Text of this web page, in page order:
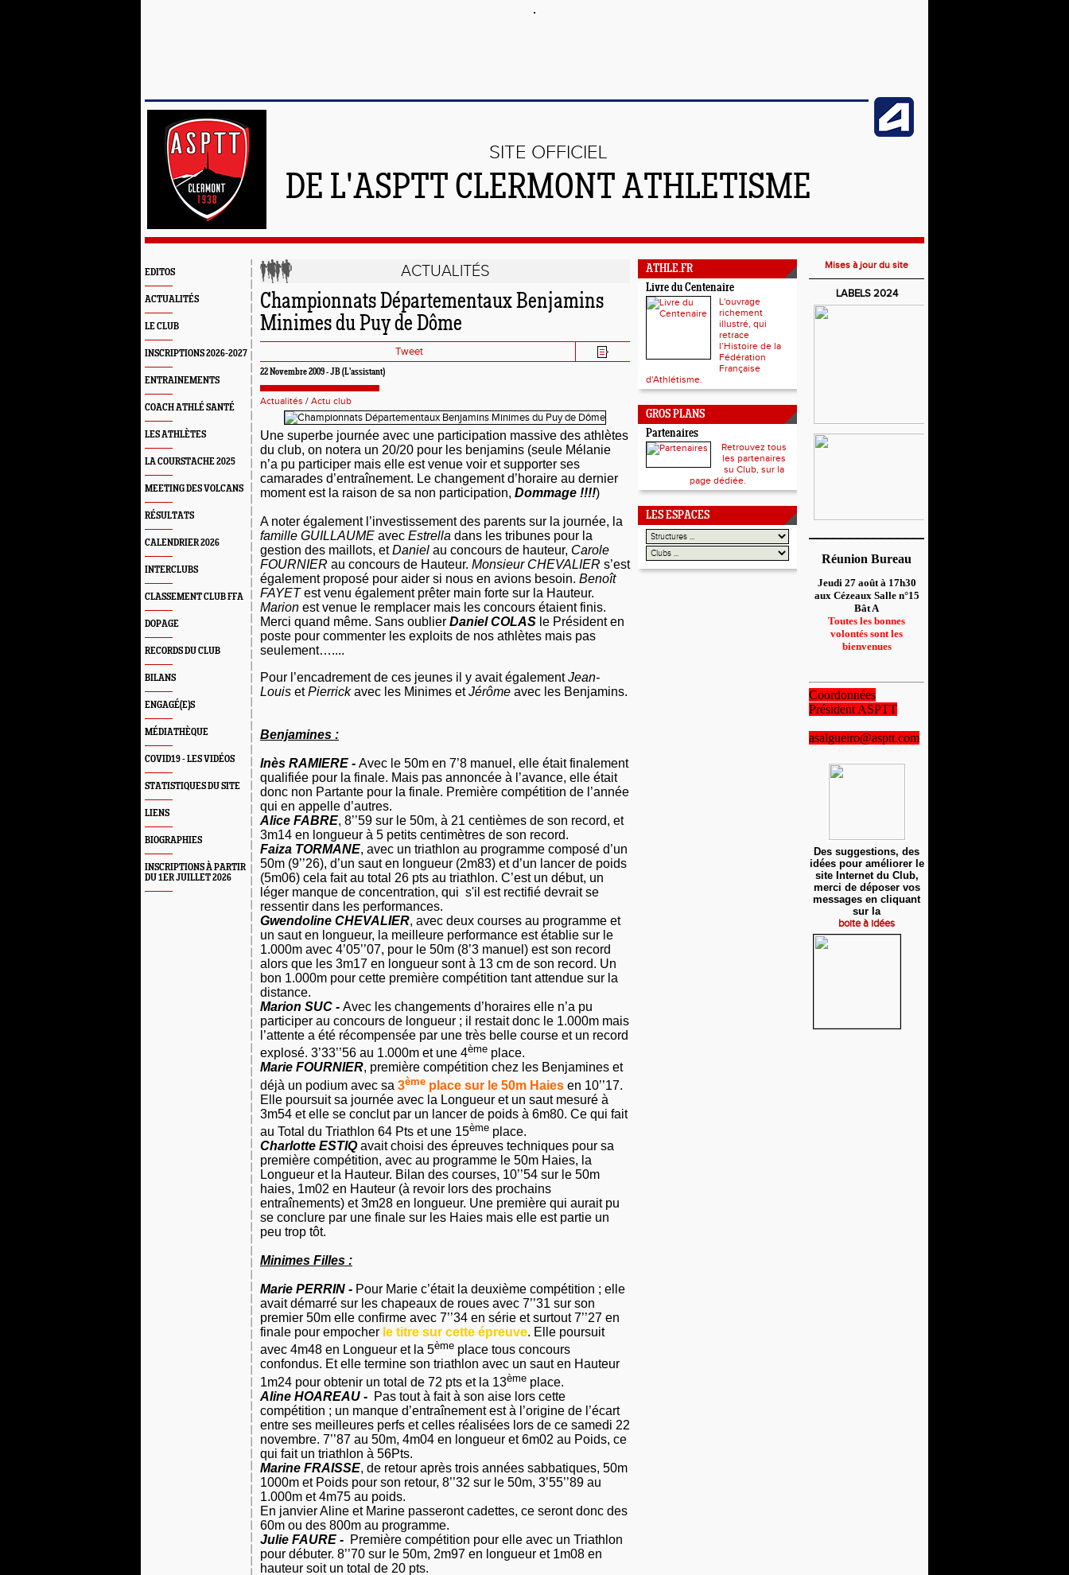
SITE OFFICIEL
DE L'ASPTT CLERMONT ATHLETISME
EDITOS
ACTUALITÉS
LE CLUB
INSCRIPTIONS 2026-2027
ENTRAINEMENTS
COACH ATHLÉ SANTÉ
LES ATHLÈTES
LA COURSTACHE 2025
MEETING DES VOLCANS
RÉSULTATS
CALENDRIER 2026
INTERCLUBS
CLASSEMENT CLUB FFA
DOPAGE
RECORDS DU CLUB
BILANS
ENGAGÉ(E)S
MÉDIATHÈQUE
COVID19 - LES VIDÉOS
STATISTIQUES DU SITE
LIENS
BIOGRAPHIES
INSCRIPTIONS À PARTIR
DU 1ER JUILLET 2026
ACTUALITÉS
Championnats Départementaux Benjamins
Minimes du Puy de Dôme
Tweet
22 Novembre 2009 - JB (L'assistant)
Actualités / Actu club
Une superbe journée avec une participation massive des athlètes
du club, on notera un 20/20 pour les benjamins (seule Mélanie
n’a pu participer mais elle est venue voir et supporter ses
camarades d’entraînement. Le changement d’horaire au dernier
moment est la raison de sa non participation, Dommage !!!!)
A noter également l’investissement des parents sur la journée, la
famille GUILLAUME avec Estrella dans les tribunes pour la
gestion des maillots, etDaniel au concours de hauteur, Carole
FOURNIER au concours de Hauteur. Monsieur CHEVALIER s’est
également proposé pour aider si nous en avions besoin. Benoît
FAYETest venu également prêter main forte sur la Hauteur.
Marion est venue le remplacer mais les concours étaient finis.
Merci quand même. Sans oublier Daniel COLAS le Président en
poste pour commenter les exploits de nos athlètes mais pas
seulement…....
Pour l’encadrement de ces jeunes il y avait égalementJean-
Louis etPierrickavec les Minimes etJérôme avec les Benjamins.
Benjamines :
Inès RAMIERE - Avec le 50m en 7’8 manuel, elle était finalement
qualifiée pour la finale. Mais pas annoncée à l’avance, elle était
donc non Partante pour la finale. Première compétition de l’année
qui en appelle d’autres.
Alice FABRE, 8’’59 sur le 50m, à 21 centièmes de son record, et
3m14 en longueur à 5 petits centimètres de son record.
Faiza TORMANE, avec un triathlon au programme composé d’un
50m (9’’26), d’un saut en longueur (2m83) et d’un lancer de poids
(5m06) cela fait au total 26 pts au triathlon. C’est un début, un
léger manque de concentration, qui s'il est rectifié devrait se
ressentir dans les performances.
Gwendoline CHEVALIER, avec deux courses au programme et
un saut en longueur, la meilleure performance est établie sur le
1.000m avec 4’05’’07, pour le 50m (8’3 manuel) est son record
alors que les 3m17 en longueur sont à 13 cm de son record. Un
bon 1.000m pour cette première compétition tant attendue sur la
distance.
Marion SUC - Avec les changements d’horaires elle n’a pu
participer au concours de longueur ; il restait donc le 1.000m mais
l’attente a été récompensée par une très belle course et un record
explosé. 3’33’’56 au 1.000m et une 4ème place.
Marie FOURNIER, première compétition chez les Benjamines et
déjà un podium avec sa 3ème place sur le 50m Haies en 10’’17.
Elle poursuit sa journée avec la Longueur et un saut mesuré à
3m54 et elle se conclut par un lancer de poids à 6m80. Ce qui fait
au Total du Triathlon 64 Pts et une 15ème place.
Charlotte ESTIQavait choisi des épreuves techniques pour sa
première compétition, avec au programme le 50m Haies, la
Longueur et la Hauteur. Bilan des courses, 10’’54 sur le 50m
haies, 1m02 en Hauteur (à revoir lors des prochains
entraînements) et 3m28 en longueur. Une première qui aurait pu
se conclure par une finale sur les Haies mais elle est partie un
peu trop tôt.
Minimes Filles :
Marie PERRIN - Pour Marie c’était la deuxième compétition ; elle
avait démarré sur les chapeaux de roues avec 7’’31 sur son
premier 50m elle confirme avec 7’’34 en série et surtout 7’’27 en
finale pour empocher le titre sur cette épreuve. Elle poursuit
avec 4m48 en Longueur et la 5ème place tous concours
confondus. Et elle termine son triathlon avec un saut en Hauteur
1m24 pour obtenir un total de 72 pts et la 13ème place.
Aline HOAREAU - Pas tout à fait à son aise lors cette
compétition ; un manque d’entraînement est à l’origine de l’écart
entre ses meilleures perfs et celles réalisées lors de ce samedi 22
novembre. 7’’87 au 50m, 4m04 en longueur et 6m02 au Poids, ce
qui fait un triathlon à 56Pts.
Marine FRAISSE, de retour après trois années sabbatiques, 50m
1000m et Poids pour son retour, 8’’32 sur le 50m, 3’55’’89 au
1.000m et 4m75 au poids.
En janvier Aline et Marine passeront cadettes, ce seront donc des
60m ou des 800m au programme.
Julie FAURE - Première compétition pour elle avec un Triathlon
pour débuter. 8’’70 sur le 50m, 2m97 en longueur et 1m08 en
hauteur soit un total de 20 pts.
ATHLE.FR
Livre du Centenaire
L'ouvrage
richement
illustré, qui
retrace
l’Histoire de la
Fédération
Française
d'Athlétisme.
GROS PLANS
Partenaires
Retrouvez tous
les partenaires
su Club, sur la
page dédiée.
LES ESPACES
Mises à jour du site
LABELS 2024
Réunion Bureau
Jeudi 27 août à 17h30
aux Cézeaux Salle n°15
Bât A
Toutes les bonnes
volontés sont les
bienvenues
Coordonnées
Président ASPTT
asalgueiro@asptt.com
Des suggestions, des
idées pour améliorer le
site Internet du Club,
merci de déposer vos
messages en cliquant
sur la
boite à idées